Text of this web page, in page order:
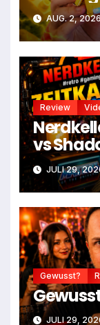
AUG. 2,
Review
vs
JULI 29,
Gewusst?
JULI 29,